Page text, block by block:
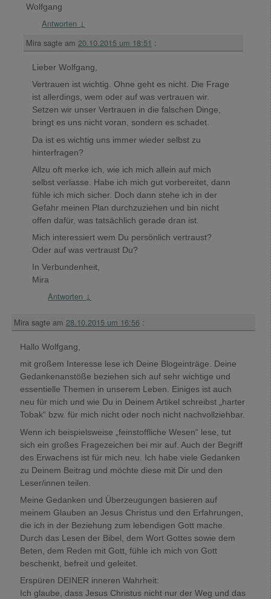
Wolfgang
Antworten ↓
Mira sagte am 20.10.2015 um 18:51 :
Lieber Wolfgang,
Vertrauen ist wichtig. Ohne geht es nicht. Die Frage
ist allerdings, wem oder auf was vertrauen wir.
Setzen wir unser Vertrauen in die falschen Dinge,
bringt es uns nicht voran, sondern es schadet.
Da ist es wichtig uns immer wieder selbst zu
hinterfragen?
Allzu oft merke ich, wie ich mich allein auf mich
selbst verlasse. Habe ich mich gut vorbereitet, dann
fühle ich mich sicher. Doch dann stehe ich in der
Gefahr meinen Plan durchzuziehen und bin nicht
offen dafür, was tatsächlich gerade dran ist.
Mich interessiert wem Du persönlich vertraust?
Oder auf was vertraust Du?
In Verbundenheit,
Mira
Antworten ↓
Mira sagte am 28.10.2015 um 16:56 :
Hallo Wolfgang,
mit großem Interesse lese ich Deine Blogeinträge. Deine
Gedankenanstöße beziehen sich auf sehr wichtige und
essentielle Themen in unserem Leben. Einiges ist auch
neu für mich und wie Du in Deinem Artikel schreibst „harter
Tobak“ bzw. für mich nicht oder noch nicht nachvollziehbar.
Wenn ich beispielsweise „feinstoffliche Wesen“ lese, tut
sich ein großes Fragezeichen bei mir auf. Auch der Begriff
des Erwachens ist für mich neu. Ich habe viele Gedanken
zu Deinem Beitrag und möchte diese mit Dir und den
Leser/innen teilen.
Meine Gedanken und Überzeugungen basieren auf
meinem Glauben an Jesus Christus und den Erfahrungen,
die ich in der Beziehung zum lebendigen Gott mache.
Durch das Lesen der Bibel, dem Wort Gottes sowie dem
Beten, dem Reden mit Gott, fühle ich mich von Gott
beschenkt, befreit und geleitet.
Erspüren DEINER inneren Wahrheit:
Ich glaube, dass Jesus Christus nicht nur der Weg und das